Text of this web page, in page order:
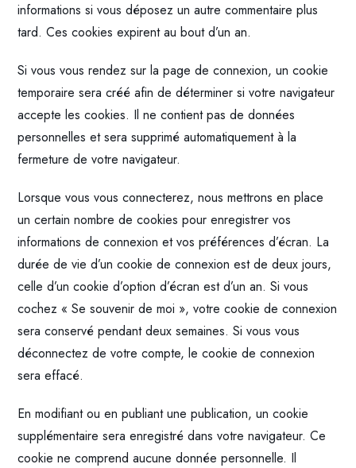
informations si vous déposez un autre commentaire plus
tard. Ces cookies expirent au bout d’un an.
Si vous vous rendez sur la page de connexion, un cookie
temporaire sera créé afin de déterminer si votre navigateur
accepte les cookies. Il ne contient pas de données
personnelles et sera supprimé automatiquement à la
fermeture de votre navigateur.
Lorsque vous vous connecterez, nous mettrons en place
un certain nombre de cookies pour enregistrer vos
informations de connexion et vos préférences d’écran. La
durée de vie d’un cookie de connexion est de deux jours,
celle d’un cookie d’option d’écran est d’un an. Si vous
cochez « Se souvenir de moi », votre cookie de connexion
sera conservé pendant deux semaines. Si vous vous
déconnectez de votre compte, le cookie de connexion
sera effacé.
En modifiant ou en publiant une publication, un cookie
supplémentaire sera enregistré dans votre navigateur. Ce
cookie ne comprend aucune donnée personnelle. Il